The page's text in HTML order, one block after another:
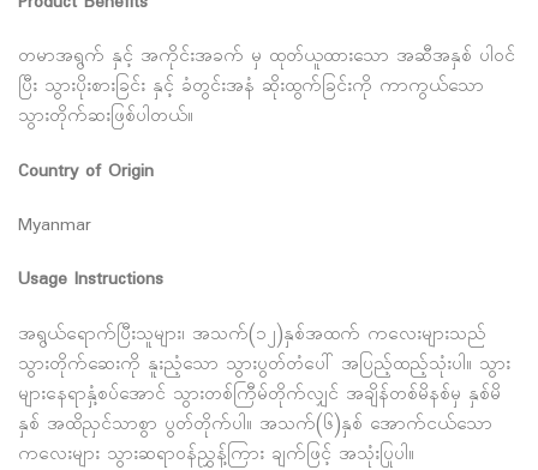
တမာအရွက် နှင့် အကိုင်းအခက် မှ ထုတ်ယူထားသော အဆီအနှစ် ပါ၀င်
ပြီး သွားပိုးစားခြင်း နှင့် ခံတွင်းအနံ ဆိုးထွက်ခြင်းကို ကာကွယ်သော
သွားတိုက်ဆးဖြစ်ပါတယ်။
Country of Origin
Myanmar
Usage Instructions
အရွယ်ရောက်ပြီးသူများ၊ အသက်(၁၂)နှစ်အထက် ကလေးများသည်
သွားတိုက်ဆေးကို နူးညံ့သော သွားပွတ်တံပေါ် အပြည့်ထည့်သုံးပါ။ သွား
များနေရာနှံ့စပ်အောင် သွားတစ်ကြီမ်တိုက်လျှင် အချိန်တစ်မိနစ်မှ နှစ်မိ
နှစ် အထိညှင်သာစွာ ပွတ်တိုက်ပါ။ အသက်(၆)နှစ် အောက်ငယ်သော
ကလေးများ သွားဆရာ၀န်ညွှန့်ကြား ချက်ဖြင့် အသုံးပြုပါ။